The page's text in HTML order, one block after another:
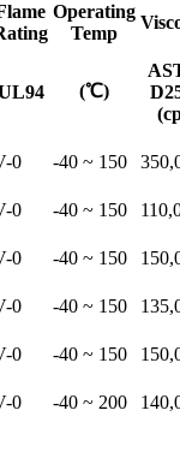
Operating
Temp
(℃)
0 -40 ~ 150
0 -40 ~ 150
0 -40 ~ 150
0 -40 ~ 150
0 -40 ~ 150
0 -40 ~ 200